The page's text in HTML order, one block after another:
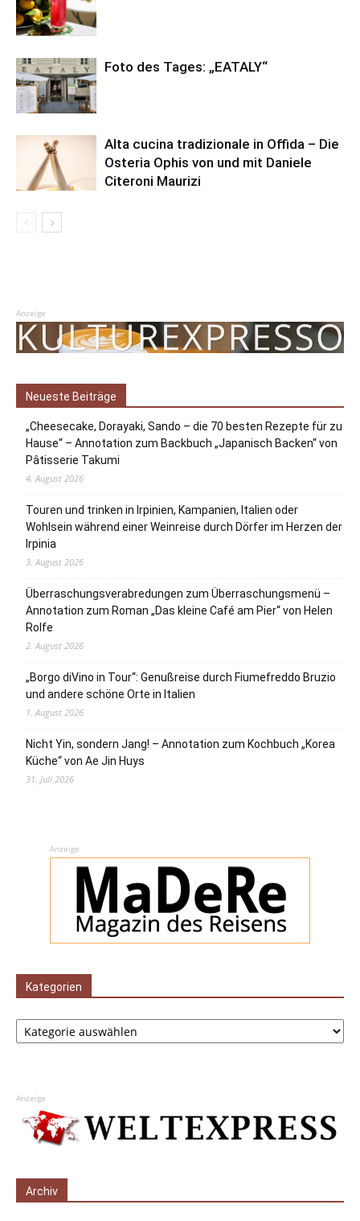
Foto des Tages: „EATALY“
Alta cucina tradizionale in Offida – Die
Osteria Ophis von und mit Daniele
Citeroni Maurizi
Anzeige
Neueste Beiträge
„Cheesecake, Dorayaki, Sando – die 70 besten Rezepte für zu
Hause“ – Annotation zum Backbuch „Japanisch Backen“ von
Pâtisserie Takumi
4. August 2026
Touren und trinken in Irpinien, Kampanien, Italien oder
Wohlsein während einer Weinreise durch Dörfer im Herzen der
Irpinia
3. August 2026
Überraschungsverabredungen zum Überraschungsmenü –
Annotation zum Roman „Das kleine Café am Pier“ von Helen
Rolfe
2. August 2026
„Borgo diVino in Tour“: Genußreise durch Fiumefreddo Bruzio
und andere schöne Orte in Italien
1. August 2026
Nicht Yin, sondern Jang! – Annotation zum Kochbuch „Korea
Küche“ von Ae Jin Huys
31. Juli 2026
Anzeige
Kategorien
Kategorien
Anzeige
Archiv